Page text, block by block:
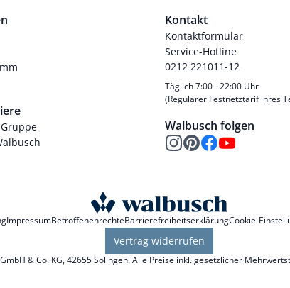
Kontakt
Kontaktformular
Service-Hotline
0212 221011-12
Täglich 7:00 - 22:00 Uhr
(Regulärer Festnetztarif ihres
Walbusch folgen
ImpressumBetroffenenrechteBarrierefreiheitserklärungCookie-
Vertrag widerrufen
& Co. KG, 42655 Solingen. Alle Preise inkl. gesetzlicher